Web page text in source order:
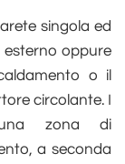
singola ed
oppure
o il
circolante. I
zona di
a seconda